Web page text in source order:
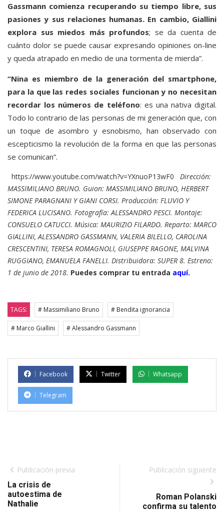
Gassmann comienza recuperando su tiempo libre, sus
pasiones y sus relaciones humanas. En cambio, Giallini
explora sus miedos más profundos; se da cuenta de
cuánto dolor se puede causar expresando opiniones on-line
y queda atrapado en medio de una tormenta de mierda”.
“Nina es miembro de la generación del smartphone,
para la que las redes sociales funcionan y no necesitan
recordar los números de teléfono: es una nativa digital.
Todo lo contrario de las personas de mi generación que, con
un toque de asombro y esnobismo, han observado con
escepticismo la revolución de la forma en que las personas
se comunican”.
https://www.youtube.com/watch?v=YXnuoP13wF0 Dirección:
MASSIMILIANO BRUNO. Guion: MASSIMILIANO BRUNO, HERBERT
SIMONE PARAGNANI Y GIANI CORSI. Producción: FLUVIO Y
FEDERICA LUCISANO. Fotografía: ALESSANDRO PESCI. Montaje:
CONSUELO CATUCCI. Música: MAURIZIO FILARDO. Reparto: MARCO
GIALLINI, ALESSANDRO GASSMANN, VALERIA BILELLO, CAROLINA
CRESCENTINI, TERESA ROMAGNOLI, GIUSEPPE RAGONE, MALVINA
RUGGIANO, EMANUELA FANELLI. Distribuidora: SUPER 8. Estreno:
1 de junio de 2018. Puedes comprar tu entrada aquí.
TAGS: # Massimiliano Bruno # Bendita ignorancia
# Marco Giallini # Alessandro Gassmann
Facebook Twitter Whatsapp
Telegram
Publicación previa
La crisis de
autoestima de
Nathalie
Publicación siguiente
Roman Polanski
confirma su talento